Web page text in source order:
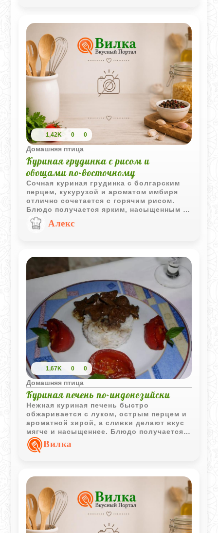
1,42K 0 0
Домашняя птица
Куриная грудинка с рисом и
овощами по-восточному
Сочная куриная грудинка с болгарским
перцем, кукурузой и ароматом имбиря
отлично сочетается с горячим рисом.
Блюдо получается ярким, насыщенным и
напоминает домашнюю азиатскую кухню.
Алекс
1,67K 0 0
Домашняя птица
Куриная печень по‑индонезийски
Нежная куриная печень быстро
обжаривается с луком, острым перцем и
ароматной зирой, а сливки делают вкус
мягче и насыщеннее. Блюдо получается
пряным, ярким и отлично сочетается с
рисом или овощами.
Вилка